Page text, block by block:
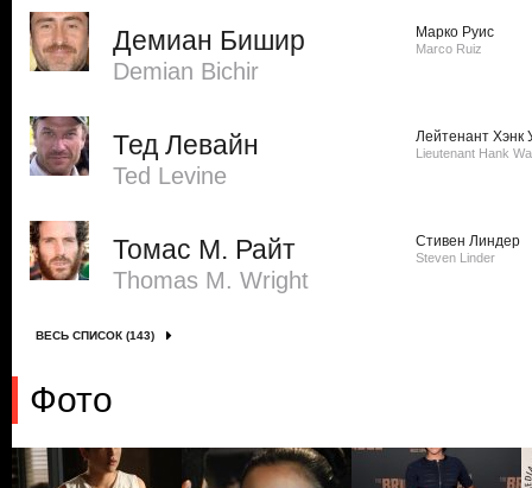
Демиан Бишир
Demian Bichir
Марко Руис
Marco Ruiz
Тед Левайн
Ted Levine
Лейтенант Хэнк
Lieutenant Hank
Томас М. Райт
Thomas M. Wright
Стивен Линдер
Steven Linder
ВЕСЬ СПИСОК (143)
Фото